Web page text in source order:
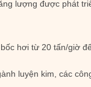
lượng được phát
hơi từ 20 tấn/giờ
luyện kim, các